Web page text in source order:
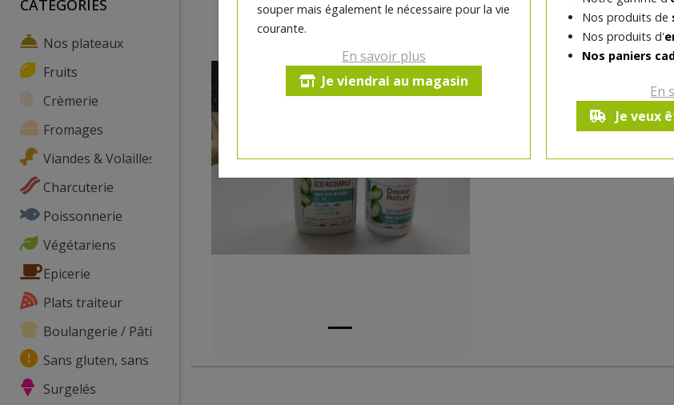
CATEGORIES
Nos plateaux
Fruits
Crèmerie
Fromages
Viandes & Volailles
Charcuterie
Poissonnerie
Végétariens
Epicerie
Plats traiteur
Boulangerie / Pâtisserie
Sans gluten, sans lactose, ...
Surgelés
souper mais également le nécessaire pour la vie
courante.
En savoir plus
Je viendrai au magasin
Nos produits de
Nos produits d'
Nos paniers
En
Je veux
Déodorant bille hydratant à l'aloé
Réception souhaitée le